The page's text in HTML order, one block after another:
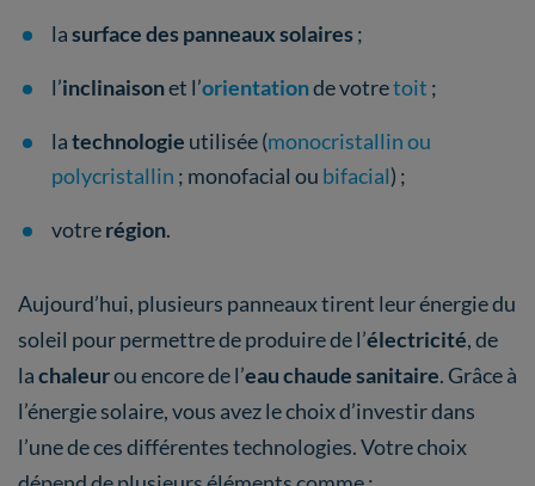
lasurface des panneaux solaires ;
l’inclinaisonet l’orientationde votretoit ;
latechnologie utilisée (monocristallin ou
polycristallin ; monofacial ou bifacial) ;
votrerégion.
Aujourd’hui, plusieurs panneaux tirent leur énergie du
soleil pour permettre de produire de l’électricité, de
lachaleurou encore de l’eau chaude sanitaire. Grâce à
l’énergie solaire, vous avez le choix d’investir dans
l’une de ces différentes technologies. Votre choix